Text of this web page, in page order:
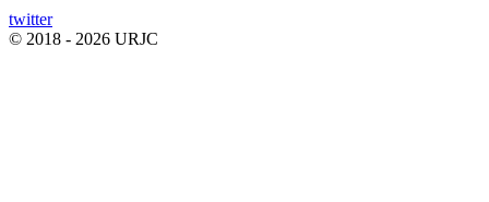
twitter
© 2018 - 2026 URJC